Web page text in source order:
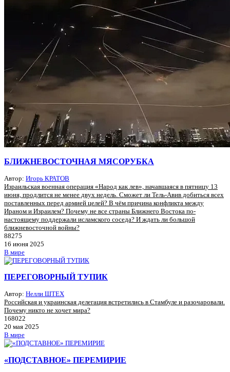
БЛИЖНЕВОСТОЧНАЯ МЯСОРУБКА
Автор: Игорь КРАТОВ
Израильская военная операция «Народ как лев», начавшаяся в пятницу 13
июня, продлится не менее двух недель. Сможет ли Тель-Авив добиться всех
поставленных перед армией целей? В чём причина конфликта между
Ираном и Израилем? Почему не все страны Ближнего Востока по-
настоящему поддержали исламского соседа? И ждать ли большой
ближневосточной войны?
88275
16 июня 2025
В мире
ПЕРЕГОВОРНЫЙ ТУПИК
Автор: Нелли ШТЕХ
Российская и украинская делегация встретились в Стамбуле и разочаровали.
Почему никто не хочет мира?
168022
20 мая 2025
В мире
«ПОДСТАВНОЕ» ПЕРЕМИРИЕ